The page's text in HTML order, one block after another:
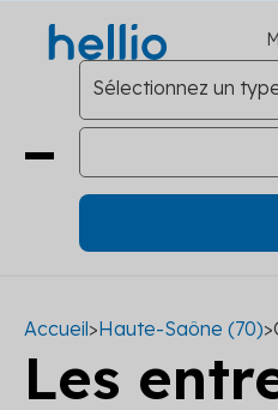
Accueil>Haute-Saône (70)>
Les